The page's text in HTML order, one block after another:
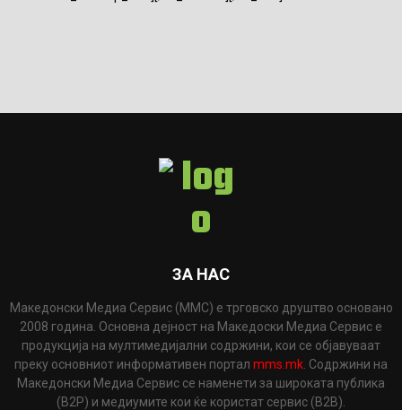
ЗА НАС
Македонски Медиа Сервис (ММС) е трговско друштво основано
2008 година. Основна дејност на Македоски Медиа Сервис е
продукција на мултимедијални содржини, кои се објавуваат
преку основниот информативен портал mms.mk . Содржини на
Македонски Медиа Сервис се наменети за широката публика
(B2P) и медиумите кои ќе користат сервис (B2B).